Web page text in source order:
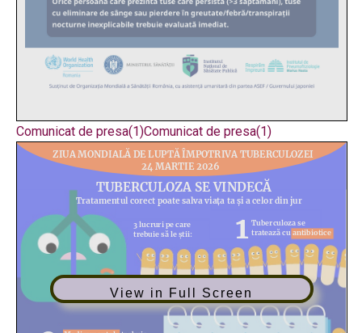
Comunicat de presa(1)Comunicat de presa(1)
View in Full Screen